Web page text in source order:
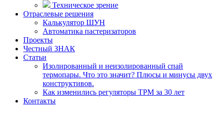
Техническое зрение
Отраслевые решения
Калькулятор ШУН
Автоматика пастеризаторов
Проекты
Честный ЗНАК
Статьи
Изолированный и неизолированный спай
термопары. Что это значит? Плюсы и минусы двух
конструктивов.
Как изменились регуляторы ТРМ за 30 лет
Контакты